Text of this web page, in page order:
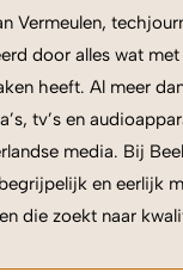
Vermeulen,
door alles wat met
heeft. Al meer
tv’s en
media. Bij
en eerlijk
die zoekt naar